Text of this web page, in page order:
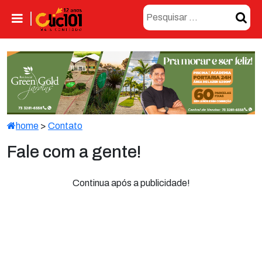
home > Contato
Fale com a gente!
Continua após a publicidade!